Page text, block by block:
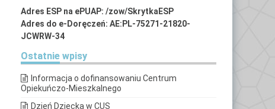
Adres ESP na ePUAP: /zow/SkrytkaESP
Adres do e-Doręczeń: AE:PL-75271-21820-
JCWRW-34
Ostatnie wpisy
Informacja o dofinansowaniu Centrum
Opiekuńczo-Mieszkalnego
Dzień Dziecka w CUS